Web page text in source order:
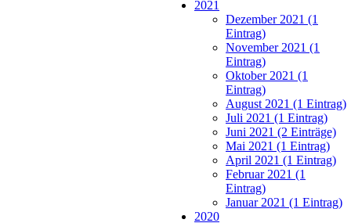
2021
Dezember 2021 (1
Eintrag)
November 2021 (1
Eintrag)
Oktober 2021 (1
Eintrag)
August 2021 (1 Eintrag)
Juli 2021 (1 Eintrag)
Juni 2021 (2 Einträge)
Mai 2021 (1 Eintrag)
April 2021 (1 Eintrag)
Februar 2021 (1
Eintrag)
Januar 2021 (1 Eintrag)
2020